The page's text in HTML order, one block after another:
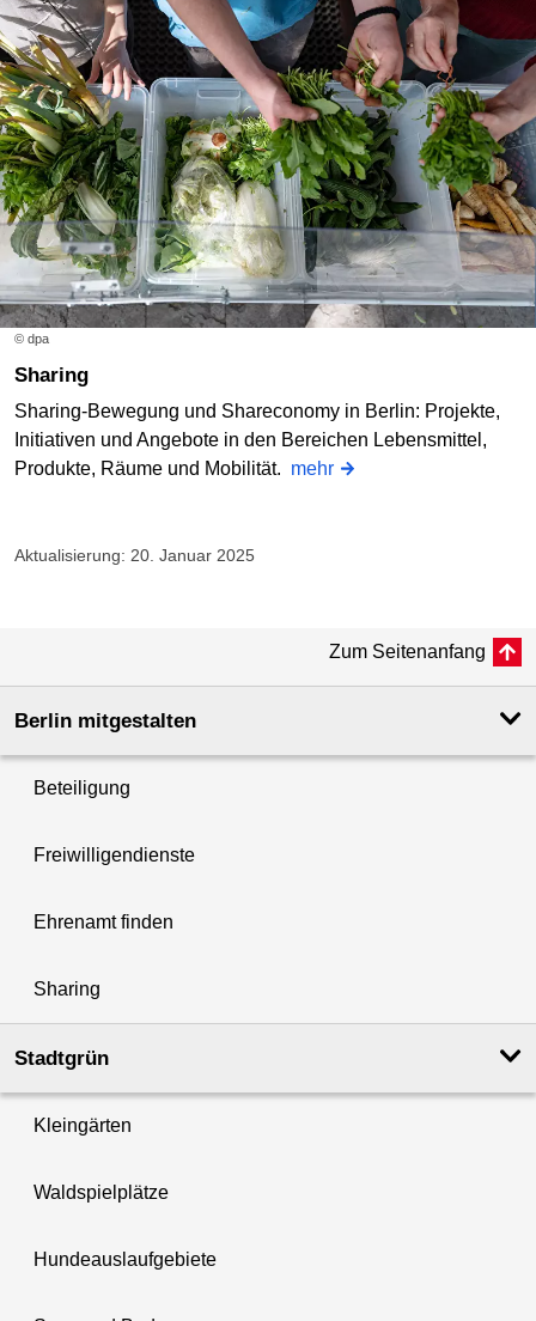
© dpa
Sharing
Sharing-Bewegung und Shareconomy in Berlin: Projekte,
Initiativen und Angebote in den Bereichen Lebensmittel,
Produkte, Räume und Mobilität. mehr
Aktualisierung: 20. Januar 2025
Zum Seitenanfang
Berlin mitgestalten
Beteiligung
Freiwilligendienste
Ehrenamt finden
Sharing
Stadtgrün
Kleingärten
Waldspielplätze
Hundeauslaufgebiete